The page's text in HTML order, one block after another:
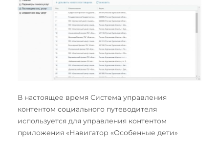
В настоящее время Система управления
контентом социального путеводителя
используется для управления контентом
приложения «Навигатор «Особенные дети»